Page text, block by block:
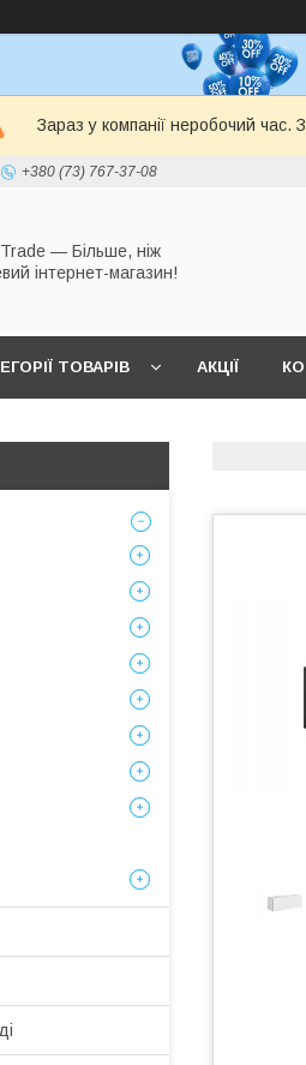
Зараз у компанії неробочий
+380 (73) 767-37-08
— Більше, ніж
інтернет-магазин!
ТОВАРІВ АКЦІЇ